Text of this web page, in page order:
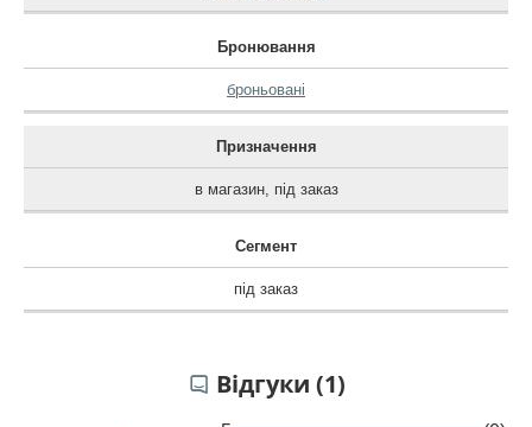
Бронювання
броньовані
Призначення
в магазин, під заказ
Сегмент
під заказ
Відгуки (1)